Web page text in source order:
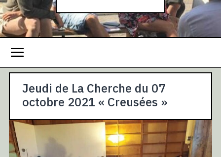
Jeudi de La Cherche du 07
octobre 2021 « Creusées »